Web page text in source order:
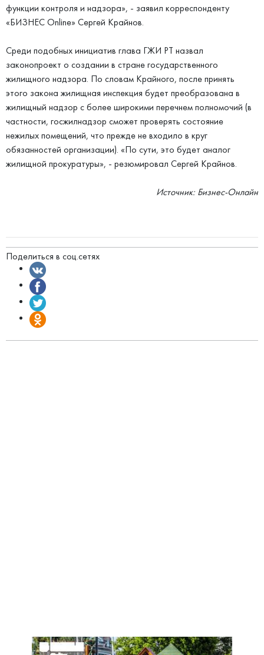
функции контроля и надзора», - заявил корреспонденту
«БИЗНЕС Online» Сергей Крайнов.
Среди подобных инициатив глава ГЖИ РТ назвал
законопроект о создании в стране государственного
жилищного надзора. По словам Крайного, после принять
этого закона жилищная инспекция будет преобразована в
жилищный надзор с более широкими перечнем полномочий (в
частности, госжилнадзор сможет проверять состояние
нежилых помещений, что прежде не входило в круг
обязанностей организации). «По сути, это будет аналог
жилищной прокуратуры», - резюмировал Сергей Крайнов.
Источник: Бизнес-Онлайн
Поделиться в соц.сетях